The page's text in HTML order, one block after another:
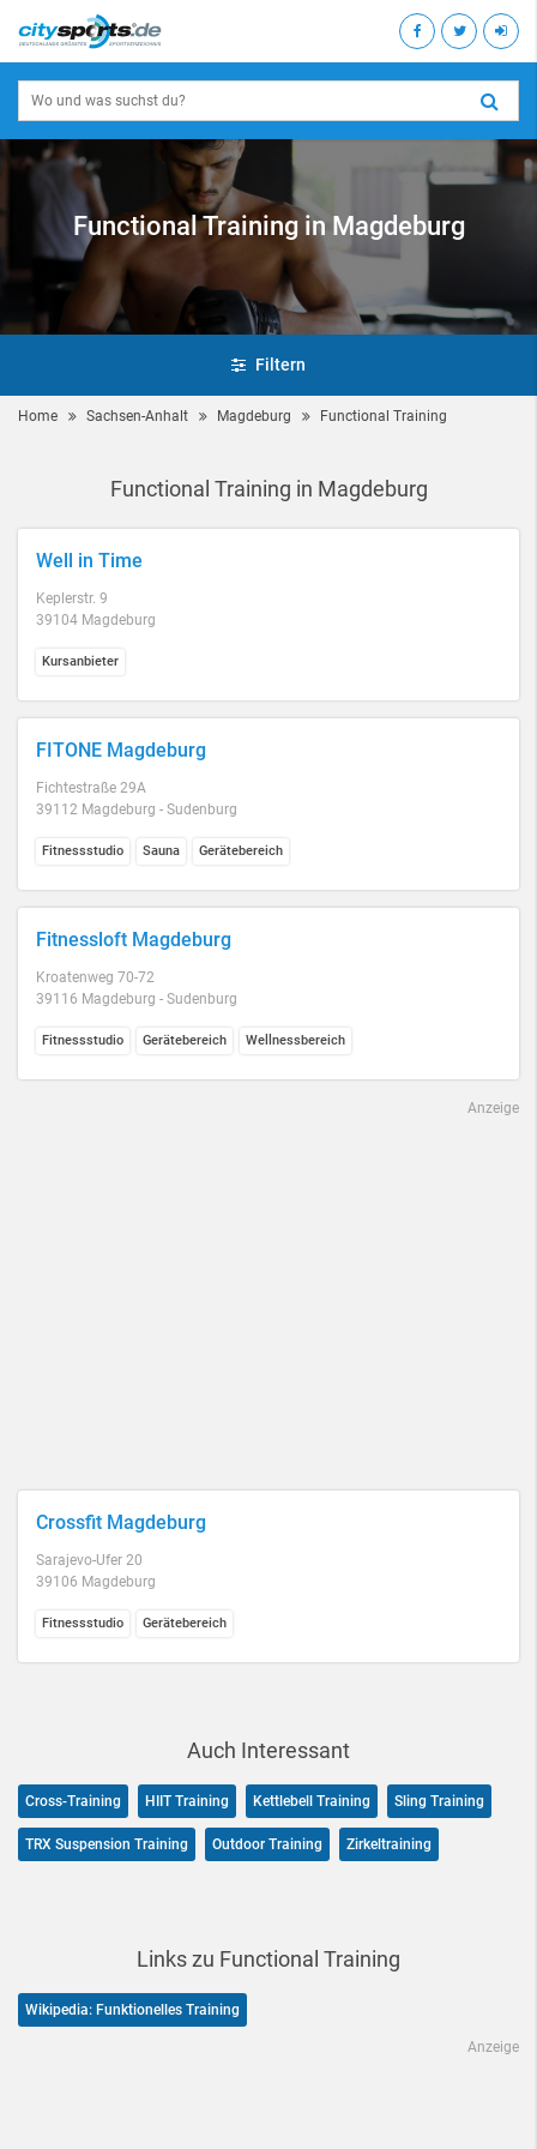
Functional Training in Magdeburg
Filtern
Home Sachsen-Anhalt Magdeburg Functional Training
Functional Training in Magdeburg
Well in Time
Keplerstr. 9
39104 Magdeburg
Kursanbieter
FITONE Magdeburg
Fichtestraße 29A
39112 Magdeburg - Sudenburg
Fitnessstudio Sauna Gerätebereich
Fitnessloft Magdeburg
Kroatenweg 70-72
39116 Magdeburg - Sudenburg
Fitnessstudio Gerätebereich Wellnessbereich
Anzeige
Crossfit Magdeburg
Sarajevo-Ufer 20
39106 Magdeburg
Fitnessstudio Gerätebereich
Auch Interessant
Cross-Training HIIT Training Kettlebell Training Sling Training
TRX Suspension Training Outdoor Training Zirkeltraining
Links zu Functional Training
Wikipedia: Funktionelles Training
Anzeige